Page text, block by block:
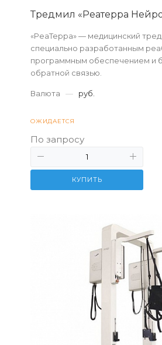
Тредмил «Реатерра
«РеаТерра» — медицинский
специально разработанным
программным обеспечением и
обратной связью.
Валюта — руб.
ОЖИДАЕТСЯ
По запросу
КУПИТЬ